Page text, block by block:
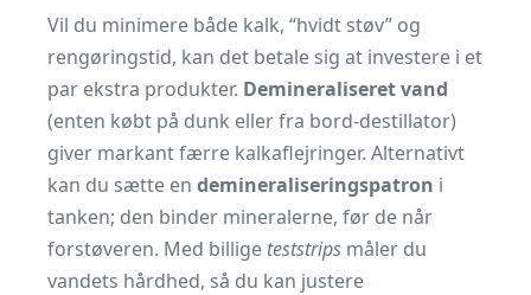
Vil du minimere både kalk, “hvidt støv” og
rengøringstid, kan det betale sig at investere i et
par ekstra produkter. Demineraliseret vand
(enten købt på dunk eller fra bord-destillator)
giver markant færre kalkaflejringer. Alternativt
kan du sætte en demineraliseringspatron i
tanken; den binder mineralerne, før de når
forstøveren. Med billige teststrips måler du
vandets hårdhed, så du kan justere